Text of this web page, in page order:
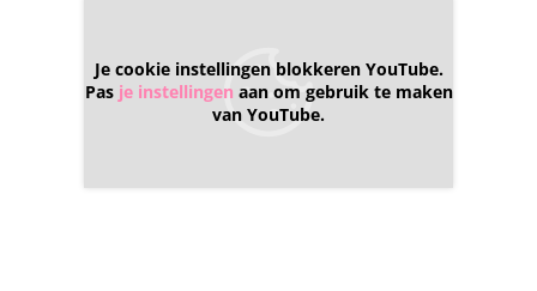
Je cookie instellingen blokkeren YouTube.
Pas je instellingen aan om gebruik te maken
van YouTube.